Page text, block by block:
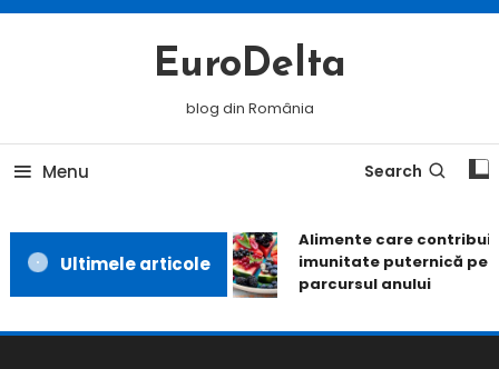
Skip
EuroDelta
blog din România
Menu Search
Ultimele articole
Alimente care contribuie
imunitate puternică pe
parcursul anului